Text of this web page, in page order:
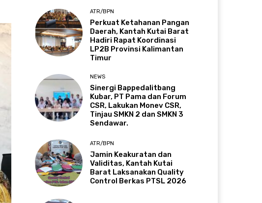
ATR/BPN
Perkuat Ketahanan Pangan
Daerah, Kantah Kutai Barat
Hadiri Rapat Koordinasi
LP2B Provinsi Kalimantan
Timur
NEWS
Sinergi Bappedalitbang
Kubar, PT Pama dan Forum
CSR, Lakukan Monev CSR,
Tinjau SMKN 2 dan SMKN 3
Sendawar.
ATR/BPN
Jamin Keakuratan dan
Validitas, Kantah Kutai
Barat Laksanakan Quality
Control Berkas PTSL 2026